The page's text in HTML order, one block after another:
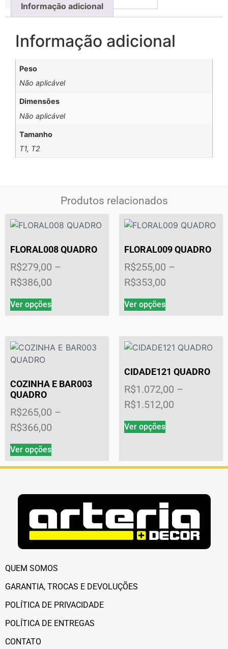
Informação adicional
Informação adicional
Peso
Não aplicável
Dimensões
Não aplicável
Tamanho
T1, T2
Produtos relacionados
FLORAL008 QUADRO
R$279,00 –
R$386,00
Ver opções
FLORAL009 QUADRO
R$255,00 –
R$353,00
Ver opções
COZINHA E BAR003
QUADRO
R$265,00 –
R$366,00
Ver opções
CIDADE121 QUADRO
R$1.072,00 –
R$1.512,00
Ver opções
QUEM SOMOS
GARANTIA, TROCAS E DEVOLUÇÕES
POLÍTICA DE PRIVACIDADE
POLÍTICA DE ENTREGAS
CONTATO